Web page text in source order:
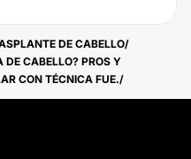
DE CABELLO
DE CABELLO? PROS Y
CON TÉCNICA FUE.